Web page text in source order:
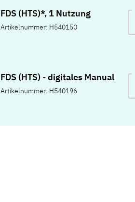
FDS (HTS)*, 1 Nutzung
Artikelnummer: H540150
FDS (HTS) - digitales Manual
Artikelnummer: H540196